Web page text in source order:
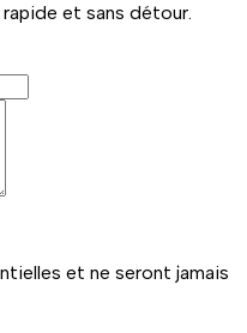
rapide et sans détour.
et ne seront jamais